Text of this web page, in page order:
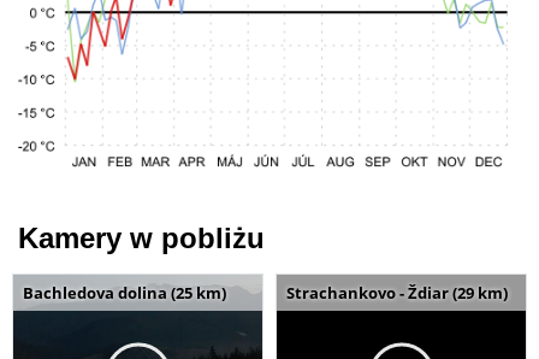
Kamery w pobliżu
Bachledova dolina (25 km) Strachankovo - Ždiar (29 km)